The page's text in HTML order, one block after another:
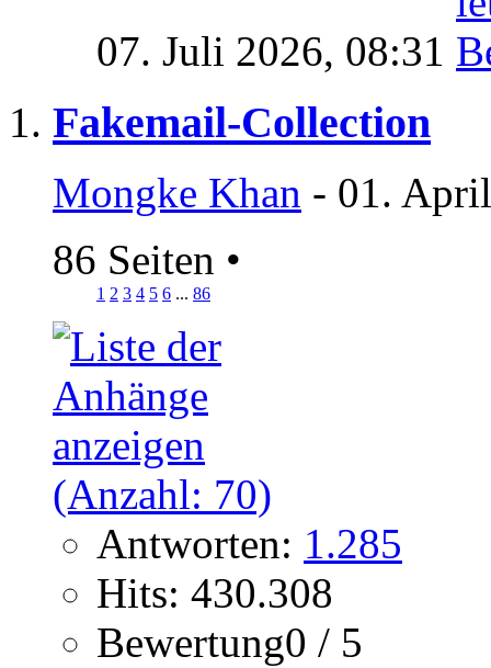
07. Juli 2026, 08:31
Fakemail-Collection
Mongke Khan - 01.
86 Seiten •
1 2 3 4 5 6 ... 86
Antworten: 1.285
Hits: 430.308
Bewertung0 / 5